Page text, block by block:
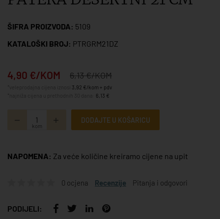
ŠIFRA PROIZVODA: 5109
KATALOŠKI BROJ: PTRGRM21DZ
4,90 €/KOM 6,13 €/KOM
3,92 €/kom + pdv
6,13 €
kom
DODAJTE U KOŠARICU
NAPOMENA: Za veće količine kreiramo cijene na upit
0 ocjena Recenzije Pitanja i odgovori
PODIJELI: